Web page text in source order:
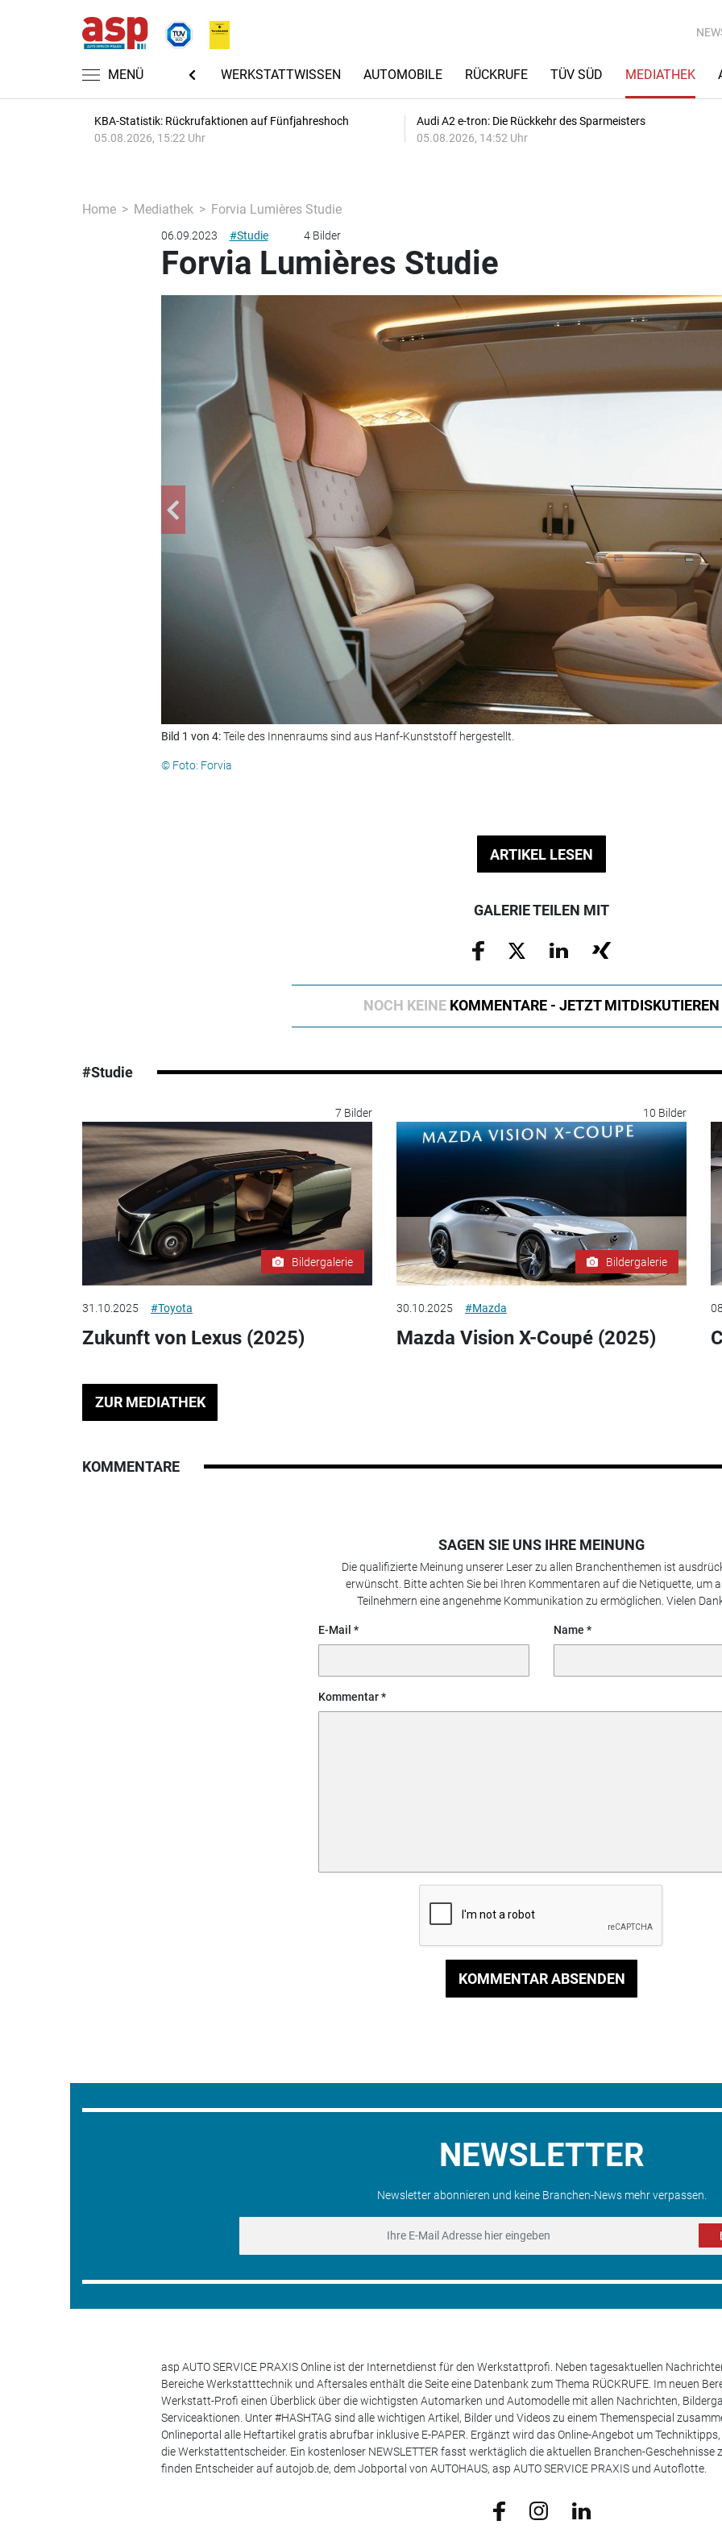
MENÜ
AUTOMECHANIKA 2026 WERKSTATTWISSEN AUTOMOBILE RÜCKRUFE TÜV SÜD MEDIATHEK
KBA-Statistik: Rückrufaktionen auf Fünfjahreshoch
05.08.2026, 15:22 Uhr
Audi A2 e-tron: Die Rückkehr des Sparmeisters
05.08.2026, 14:52 Uhr
Home Mediathek Forvia Lumières Studie
06.09.2023 #Studie 4 Bilder
Forvia Lumières Studie
Bild 1 von 4:Teile des Innenraums sind aus Hanf-Kunststoff hergestellt.
© Foto: Forvia
ARTIKEL LESEN
GALERIE TEILEN MIT
NOCH KEINE KOMMENTARE - JETZT MITDISKUTIEREN
#Studie
7 Bilder
Bildergalerie
31.10.2025 #Toyota
Zukunft von Lexus (2025)
10 Bilder
Bildergalerie
30.10.2025 #Mazda
Mazda Vision X-Coupé (2025)
ZUR MEDIATHEK
KOMMENTARE
SAGEN SIE UNS IHRE MEINUNG
Die qualifizierte Meinung unserer Leser zu allen Branchenthemen ist
erwünscht. Bitte achten Sie bei Ihren Kommentaren auf die Netiquette, um
Teilnehmern eine angenehme Kommunikation zu ermöglichen. Vielen
E-Mail Name
Kommentar
KOMMENTAR ABSENDEN
NEWSLETTER
Newsletter abonnieren und keine Branchen-News mehr verpassen.
asp AUTO SERVICE PRAXIS Online ist der Internetdienst für den Werkstattprofi. Neben tagesaktuellen
Bereiche Werkstatttechnik und Aftersales enthält die Seite eine Datenbank zum Thema RÜCKRUFE. Im neuen
Werkstatt-Profi einen Überblick über die wichtigsten Automarken und Automodelle mit allen Nachrichten,
Serviceaktionen. Unter #HASHTAG sind alle wichtigen Artikel, Bilder und Videos zu einem Themenspecial
Onlineportal alle Heftartikel gratis abrufbar inklusive E-PAPER. Ergänzt wird das Online-Angebot um
die Werkstattentscheider. Ein kostenloser NEWSLETTER fasst werktäglich die aktuellen Branchen-Geschehnisse
finden Entscheider auf autojob.de, dem Jobportal von AUTOHAUS, asp AUTO SERVICE PRAXIS und Autoflotte.